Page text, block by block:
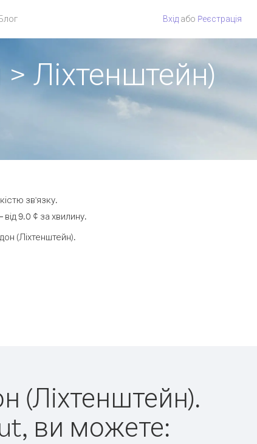
Вхід або Pеєстрація
Ліхтенштейн)
зв'язку.
9.0 ¢ за хвилину.
(Ліхтенштейн).
(Ліхтенштейн).
ви можете: